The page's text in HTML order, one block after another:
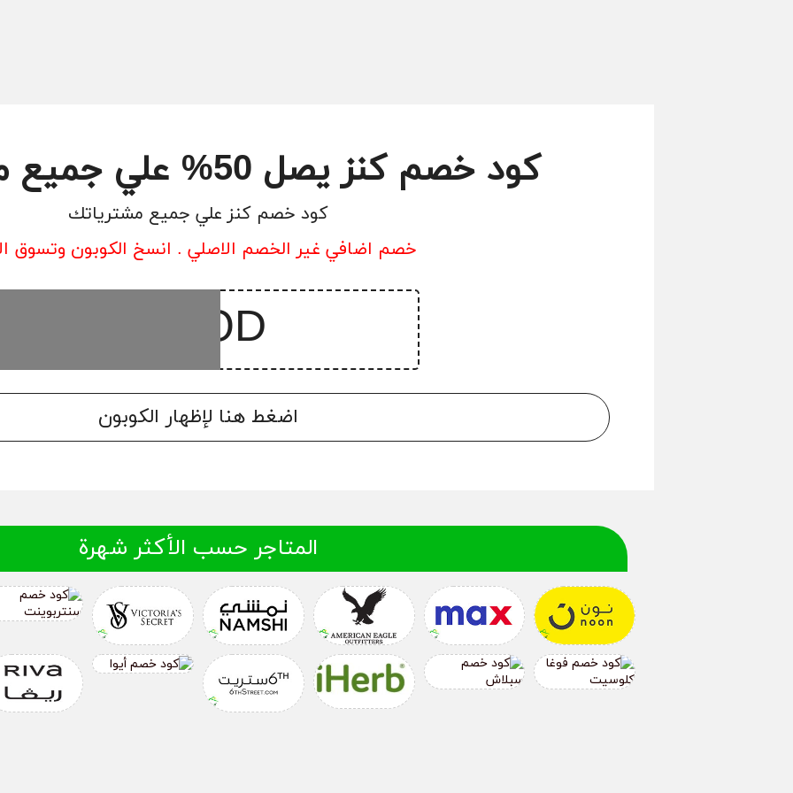
كود خصم كنز يصل 50% علي جميع مشترياتك
كود خصم كنز علي جميع مشترياتك
خصم اضافي غير الخصم الاصلي . انسخ الكوبون وتسوق
اضغط هنا لإظهار الكوبون
المتاجر حسب الأكثر شهرة